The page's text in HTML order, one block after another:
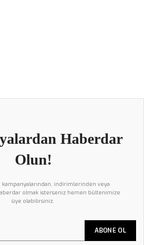
Haberdar
Olun!
kampanyalarından, indirimlerinden veya
olmak isterseniz hemen bültenimize
üye olabilirsiniz.